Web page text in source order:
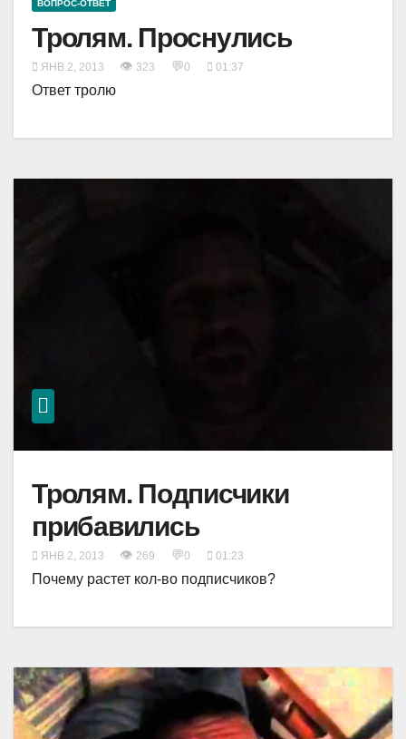
ВОПРОС-ОТВЕТ
Тролям. Проснулись
ЯНВ 2, 2013 👁 323 💬0 01:37
Ответ тролю
Тролям. Подписчики
прибавились
ЯНВ 2, 2013 👁 269 💬0 01:23
Почему растет кол-во подписчиков?